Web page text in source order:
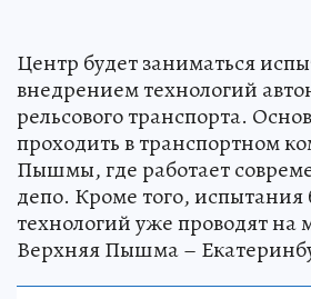
Центр будет заниматься
внедрением технологий
рельсового транспорта.
проходить в транспортном
Пышмы, где работает
депо. Кроме того, испытания
технологий уже проводят на
Верхняя Пышма –